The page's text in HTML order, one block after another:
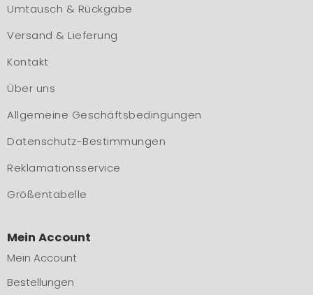
Umtausch & Rückgabe
Versand & Lieferung
Kontakt
Über uns
Allgemeine Geschäftsbedingungen
Datenschutz-Bestimmungen
Reklamationsservice
Größentabelle
Mein Account
Mein Account
Bestellungen